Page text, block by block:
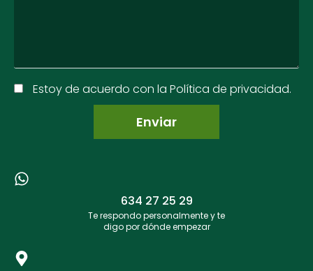
Estoy de acuerdo con la Política de privacidad.
634 27 25 29​
Te respondo personalmente y te
digo por dónde empezar